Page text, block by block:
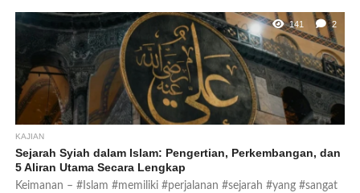
141 2
KAJIAN
Sejarah Syiah dalam Islam: Pengertian, Perkembangan, dan
5 Aliran Utama Secara Lengkap
Keimanan – #Islam #memiliki #perjalanan #sejarah #yang #sangat